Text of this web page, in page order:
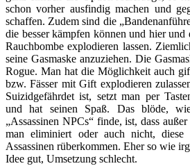
schon vorher ausfindig machen und
schaffen. Zudem sind die
die besser kämpfen können und hier und
Rauchbombe explodieren lassen.
seine Gasmaske anzuziehen. Die
Rogue. Man hat die Möglichkeit auch
bzw. Fässer mit Gift explodieren
Suizidgefährdet ist, setzt man per
und hat seinen Spaß. Das blöde,
„Assassinen NPCs“ finde, ist, dass
man eliminiert oder auch nicht, diese
Assassinen rüberkommen. Eher so wie
Idee gut, Umsetzung schlecht.